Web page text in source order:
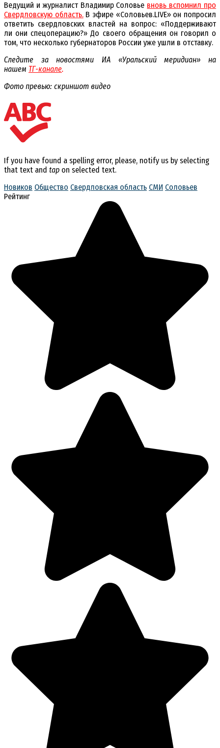
Ведущий и журналист Владимир Соловье вновь вспомнил про
Свердловскую область.В эфире «Соловьев.LIVE» он попросил
ответить свердловских властей на вопрос: «Поддерживают
ли они спецоперацию?» До своего обращения он говорил о
том, что несколько губернаторов России уже ушли в отставку.
Следите за новостями ИА «Уральский меридиан» на
нашем ТГ-канале.
Фото превью: скриншот видео
If you have found a spelling error, please, notify us by selecting
that text and tap on selected text.
Новиков Общество Свердловская область СМИ Соловьев
Рейтинг